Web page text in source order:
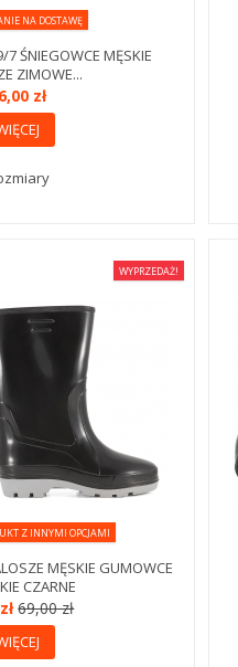
NA DOSTAWĘ
7 ŚNIEGOWCE MĘSKIE
ZIMOWE...
zł
WYPRZEDAŻ!
Z INNYMI OPCJAMI
MĘSKIE GUMOWCE
CZARNE
69,00 zł